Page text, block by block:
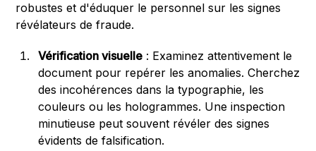
robustes et d'éduquer le personnel sur les signes
révélateurs de fraude.
Vérification visuelle : Examinez attentivement le
document pour repérer les anomalies. Cherchez
des incohérences dans la typographie, les
couleurs ou les hologrammes. Une inspection
minutieuse peut souvent révéler des signes
évidents de falsification.